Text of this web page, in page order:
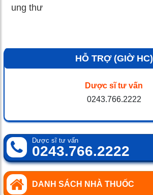
ung thư
HỖ TRỢ (GIỜ HC)
Dược sĩ tư vấn
0243.766.2222
Dược sĩ tư vấn
0243.766.2222
DANH SÁCH NHÀ THUỐC